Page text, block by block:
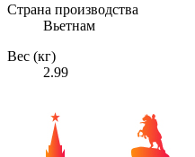
Страна производства
Вьетнам
Вес (кг)
2.99